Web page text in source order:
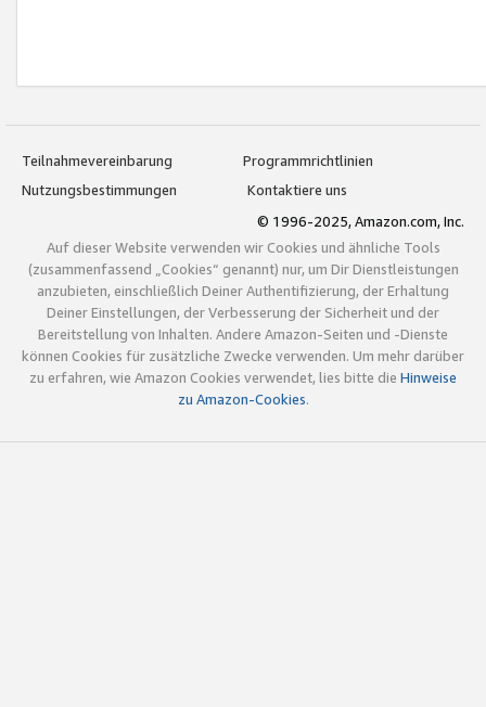
Teilnahmevereinbarung
Programmrichtlinien
Nutzungsbestimmungen
Kontaktiere uns
© 1996-2025, Amazon.com, Inc.
Auf dieser Website verwenden wir Cookies und ähnliche Tools
(zusammenfassend „Cookies“ genannt) nur, um Dir Dienstleistungen
anzubieten, einschließlich Deiner Authentifizierung, der Erhaltung
Deiner Einstellungen, der Verbesserung der Sicherheit und der
Bereitstellung von Inhalten. Andere Amazon-Seiten und -Dienste
können Cookies für zusätzliche Zwecke verwenden. Um mehr darüber
zu erfahren, wie Amazon Cookies verwendet, lies bitte die Hinweise
zu Amazon-Cookies.